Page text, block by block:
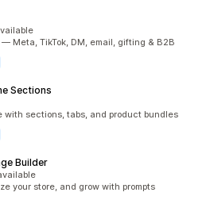
Meta, TikTok, DM, email, gifting & B2B
Sections
with sections, tabs, and product bundles
Builder
your store, and grow with prompts